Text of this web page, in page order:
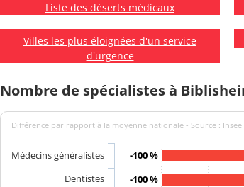
Liste des déserts médicaux
Villes les plus éloignées d'un service
d'urgence
Nombre de spécialistes à
Différence par rapport à la moyenne nationale - Source : Insee
-100 %
-100 %
Médecins généralistes
Dentistes